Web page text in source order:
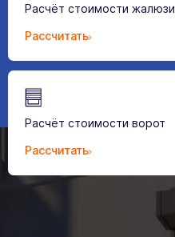
Расчёт стоимости жалюзи
Рассчитать
Расчёт стоимости ворот
Рассчитать